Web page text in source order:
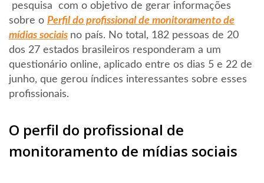
pesquisa com o objetivo de gerar informações
sobre o Perfil do profissional de monitoramento de
mídias sociais no país. No total, 182 pessoas de 20
dos 27 estados brasileiros responderam a um
questionário online, aplicado entre os dias 5 e 22 de
junho, que gerou índices interessantes sobre esses
profissionais.
O perfil do profissional de
monitoramento de mídias sociais